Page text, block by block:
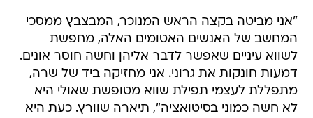
"אני מביטה בקצה הראש המנוכר, המבצבץ ממסכי
המחשב של האנשים האטומים האלה, מחפשת
לשווא עיניים שאפשר לדבר אליהן וחשה חוסר אונים.
דמעות חונקות את גרוני. אני מחזיקה ביד של שרה,
מתפללת לעצמי תפילת שווא מטופשת שאולי היא
לא חשה כמוני בסיטואציה", תיארה שוורץ. כעת היא